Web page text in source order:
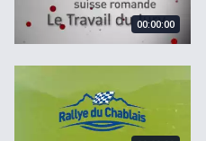
00:00:00
Rallye du Chablais du 03.06.16